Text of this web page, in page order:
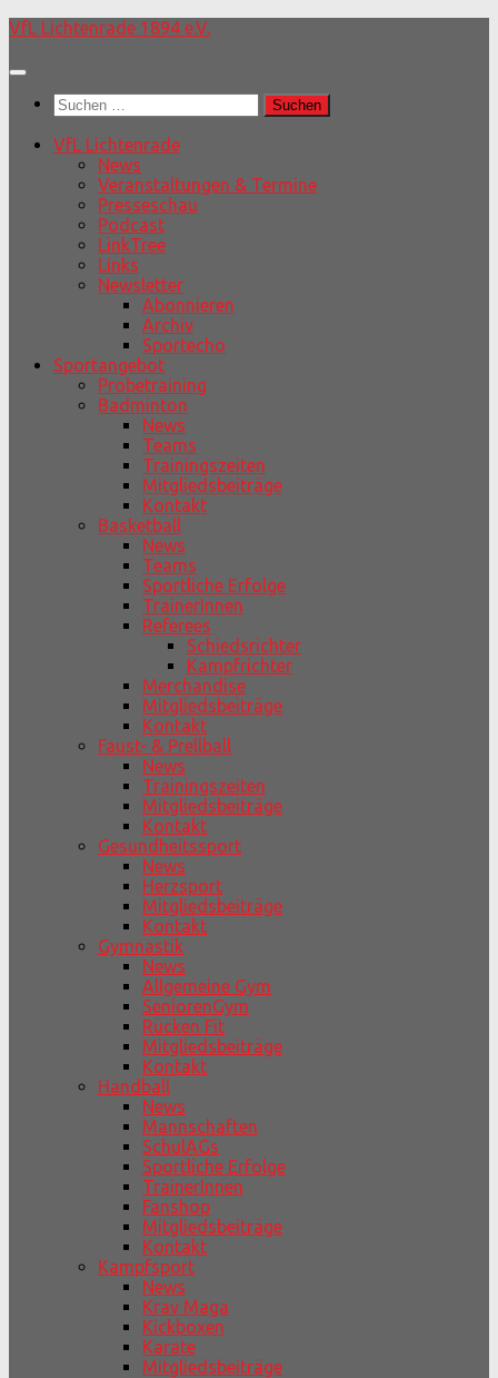
Unter
Inhalt
VfL Lichtenrade 1894 e.V.
Suchen
nach:
VfL Lichtenrade
News
Veranstaltungen & Termine
Presseschau
Podcast
LinkTree
Links
Newsletter
Abonnieren
Archiv
Sportecho
Sportangebot
Probetraining
Badminton
News
Teams
Trainingszeiten
Mitgliedsbeiträge
Kontakt
Basketball
News
Teams
Sportliche Erfolge
TrainerInnen
Referees
Schiedsrichter
Kampfrichter
Merchandise
Mitgliedsbeiträge
Kontakt
Faust- & Prellball
News
Trainingszeiten
Mitgliedsbeiträge
Kontakt
Gesundheitssport
News
Herzsport
Mitgliedsbeiträge
Kontakt
Gymnastik
News
Allgemeine Gym
SeniorenGym
Rücken Fit
Mitgliedsbeiträge
Kontakt
Handball
News
Mannschaften
SchulAGs
Sportliche Erfolge
TrainerInnen
Fanshop
Mitgliedsbeiträge
Kontakt
Kampfsport
News
Krav Maga
Kickboxen
Karate
Mitgliedsbeiträge